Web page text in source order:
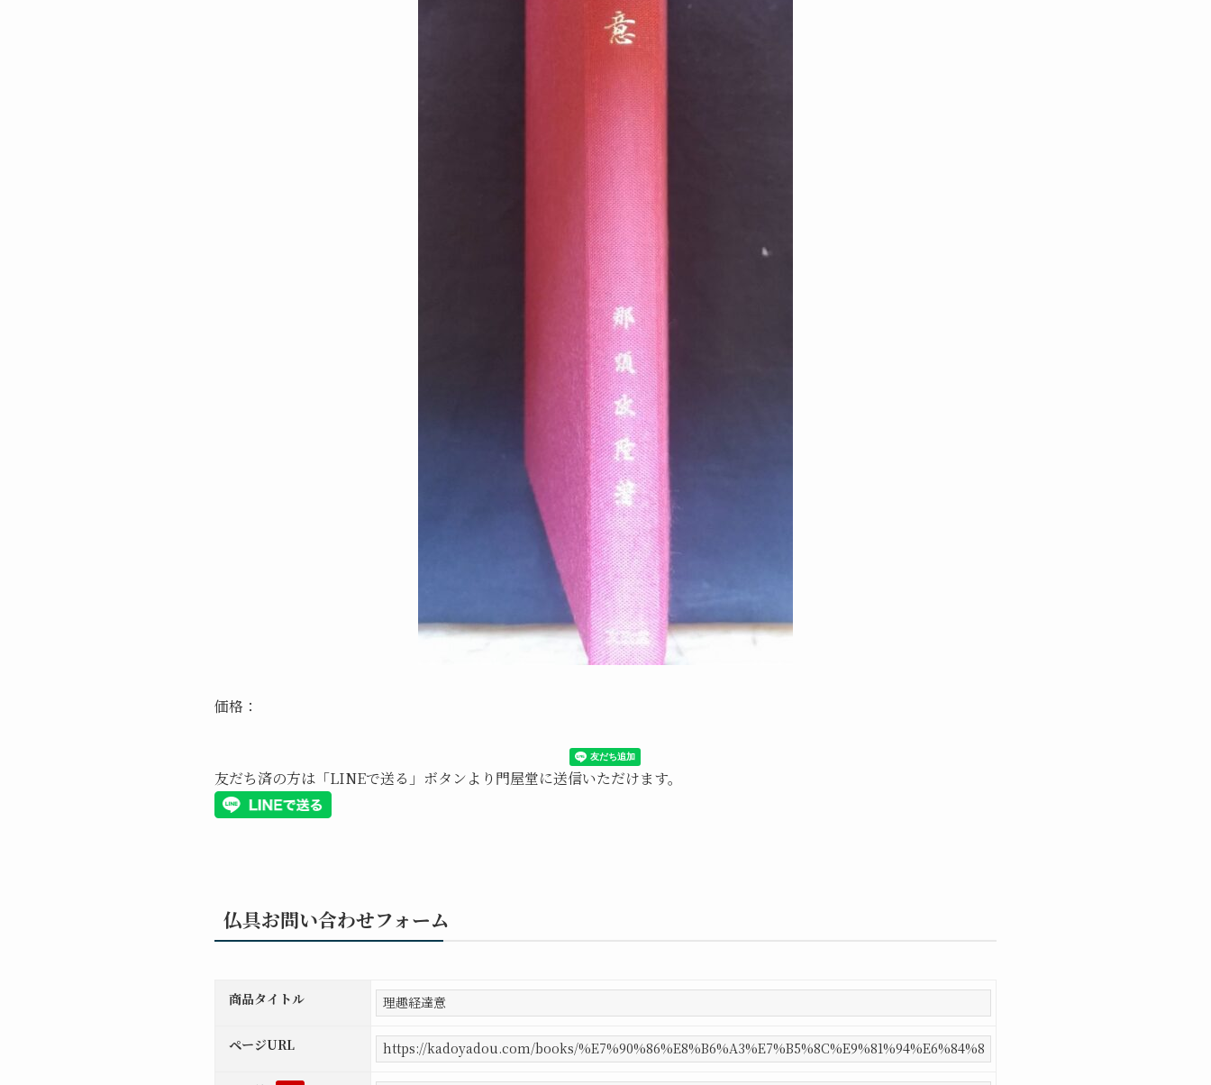
価格：
友だち済の方は「LINEで送る」ボタンより門屋堂に送信いただけます。
仏具お問い合わせフォーム
商品タイトル
ページURL